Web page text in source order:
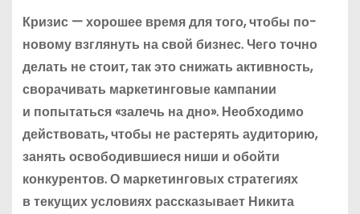
Кризис — хорошее время для того, чтобы по-
новому взглянуть на свой бизнес. Чего точно
делать не стоит, так это снижать активность,
сворачивать маркетинговые кампании
и попытаться «залечь на дно». Необходимо
действовать, чтобы не растерять аудиторию,
занять освободившиеся ниши и обойти
конкурентов. О маркетинговых стратегиях
в текущих условиях рассказывает Никита